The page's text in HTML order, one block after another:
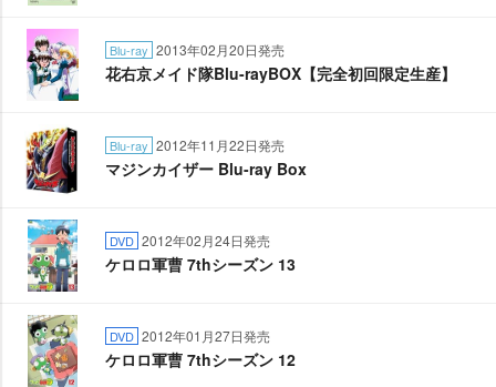
Blu-ray 2013年02月20日発売
花右京メイド隊Blu-rayBOX【完全初回限定生産】
Blu-ray 2012年11月22日発売
マジンカイザー Blu-ray Box
DVD 2012年02月24日発売
ケロロ軍曹 7thシーズン 13
DVD 2012年01月27日発売
ケロロ軍曹 7thシーズン 12